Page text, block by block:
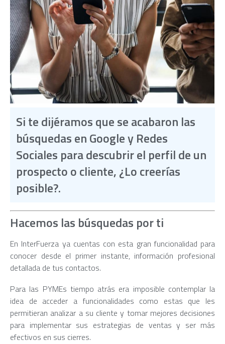
Si te dijéramos que se acabaron las
búsquedas en Google y Redes
Sociales para descubrir el perfil de un
prospecto o cliente, ¿Lo creerías
posible?.
Hacemos las búsquedas por ti
En InterFuerza ya cuentas con esta gran funcionalidad para
conocer desde el primer instante, información profesional
detallada de tus contactos.
Para las PYMEs tiempo atrás era imposible contemplar la
idea de acceder a funcionalidades como estas que les
permitieran analizar a su cliente y tomar mejores decisiones
para implementar sus estrategias de ventas y ser más
efectivos en sus cierres.